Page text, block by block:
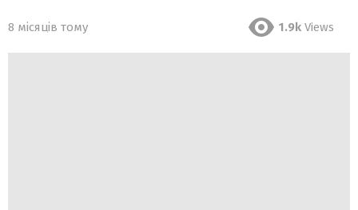
8 місяців тому 1.9k Views